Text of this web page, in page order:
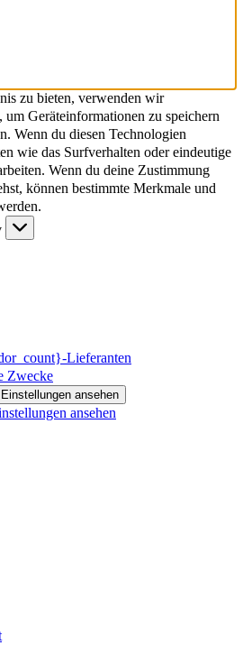
zu bieten, verwenden wir
Geräteinformationen zu speichern
Wenn du diesen Technologien
wie das Surfverhalten oder eindeutige
Wenn du deine Zustimmung
können bestimmte Merkmale und
Lieferanten
Zwecke
Einstellungen ansehen
ansehen